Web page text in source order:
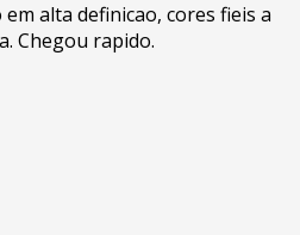
alta definicao, cores fieis a
Chegou rapido.